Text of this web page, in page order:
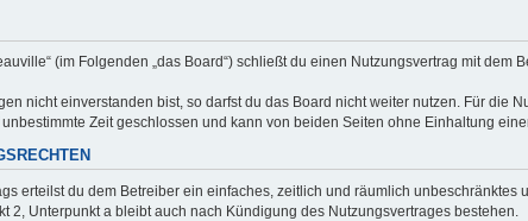
(im Folgenden „das Board“) schließt du einen Nutzungsvertrag mit
nicht einverstanden bist, so darfst du das Board nicht weiter nutzen. Für die
Zeit geschlossen und kann von beiden Seiten ohne Einhaltung
erteilst du dem Betreiber ein einfaches, zeitlich und räumlich
2, Unterpunkt a bleibt auch nach Kündigung des Nutzungsvertrages bestehen.